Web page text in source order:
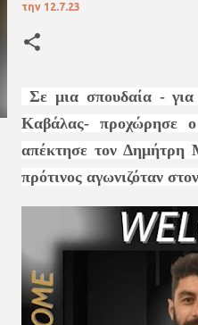
την 12.7.23
Σε μια σπουδαία -
Καβάλας- προχώρησε
απέκτησε τον Δημήτρη
πρότινος αγωνιζόταν